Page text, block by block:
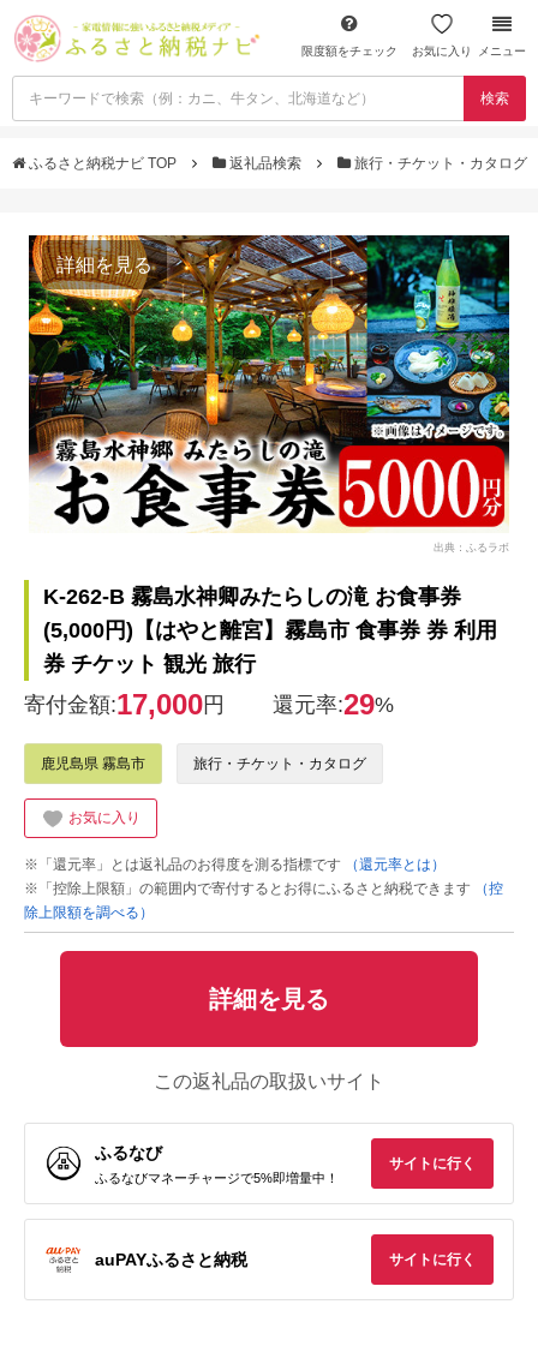
限度額をチェック お気に入り メニュー
検索
ふるさと納税ナビ TOP 返礼品検索 旅行・チケット・カタログ
詳細を見る
出典：ふるラボ
K-262-B 霧島水神卿みたらしの滝 お食事券
(5,000円)【はやと離宮】霧島市 食事券 券 利用
券 チケット 観光 旅行
寄付金額:17,000円 還元率:29%
鹿児島県 霧島市 旅行・チケット・カタログ
お気に入り
※「還元率」とは返礼品のお得度を測る指標です
（還元率とは）
※「控除上限額」の範囲内で寄付するとお得にふるさと納税できます
（控
除上限額を調べる）
詳細を見る
この返礼品の取扱いサイト
ふるなび
ふるなびマネーチャージで5%即増量中！
サイトに行く
auPAYふるさと納税 サイトに行く